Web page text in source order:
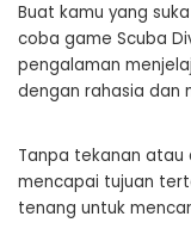
Buat kamu yang
coba game Scuba
pengalaman
dengan rahasia dan
Tanpa tekanan atau
mencapai tujuan
tenang untuk